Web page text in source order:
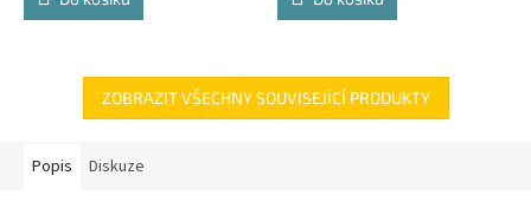
ZOBRAZIT VŠECHNY SOUVISEJÍCÍ PRODUKTY
Popis Diskuze